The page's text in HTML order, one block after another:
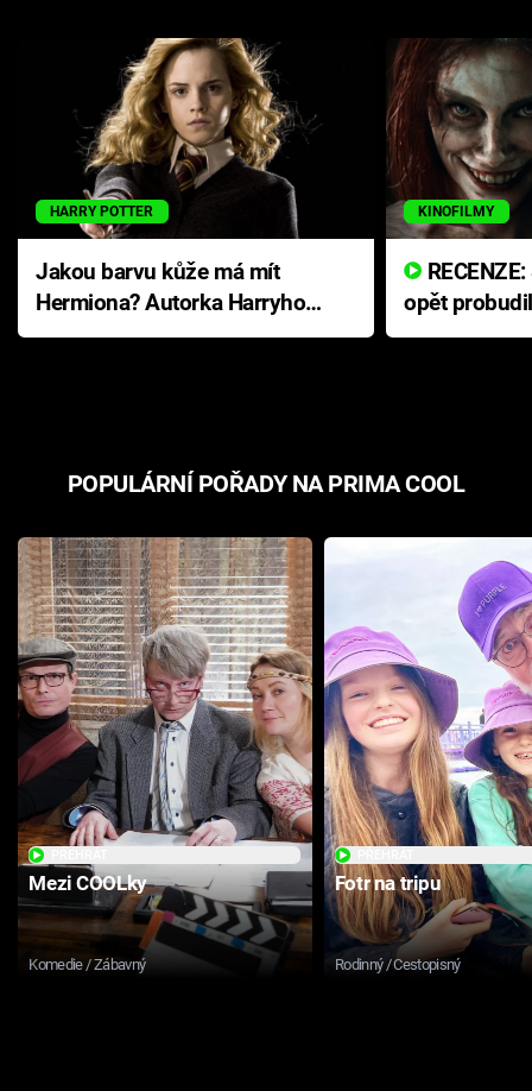
HARRY POTTER
Jakou barvu kůže má mít
Hermiona? Autorka Harryho
Pottera přišla s ráznou
KINOFILMY
opět
přichází s
POPULÁRNÍ POŘADY NA PRIMA COOL
Mezi COOLky
Komedie / Zábavný
Fotr na tripu
Rodinný / Cestopisný